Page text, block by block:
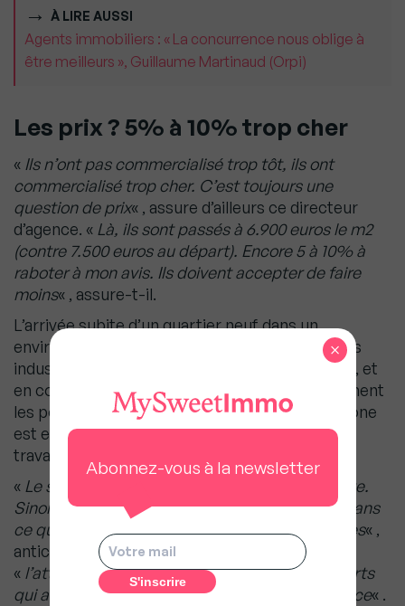
À LIRE AUSSI
Agents immobiliers : « La concurrence nous oblige à
être meilleurs », Guillaume Martinaud (Orpi)
Les prix ? 5% à 10% trop cher
« Ils n’ont pas commercialisé trop tôt, ils ont
commercialisé trop cher. C’est toujours une
question de prix« , assure d’ailleurs ce directeur
d’agence. « Là, ils sont passés à 6.900 euros le m2
(contre 7.500 euros au départ). Encore 5 à 10% à
raboter à mon avis. Ils doivent accepter de faire
moins« , assure-t-il.
L’arrivée subite d’un quartier neuf dans un
environnement auparavant constitué de friches
industrielles, sans commerces encore installés, et
en complète transformation, n’aide pas forcément
les potentiels acheteurs à se projeter. Cette zone
est encore sans vie, excepté les derniers
travailleurs qui s’affairent dans les immeubles.
« Le seul problème aujourd’hui, c’est le contexte.
Sinon ce n’est pas un mauvais pari d’acheter dans
ce quartier, il y aura des commerces, des écoles« ,
anticipe Sélim Mouhoubi, qui juge que
« l’attractivité de ce territoire, avec les transports
qui arrivent, n’a pas d’équivalent en Ile-de-France« .
Abonnez-vous à la newsletter
×